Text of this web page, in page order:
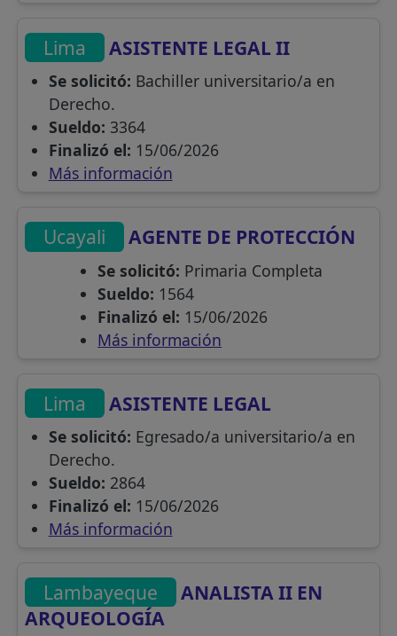
Lima ASISTENTE LEGAL II
Se solicitó: Bachiller universitario/a en
Derecho.
Sueldo: 3364
Finalizó el: 15/06/2026
Más información
Ucayali AGENTE DE PROTECCIÓN
Se solicitó: Primaria Completa
Sueldo: 1564
Finalizó el: 15/06/2026
Más información
Lima ASISTENTE LEGAL
Se solicitó: Egresado/a universitario/a en
Derecho.
Sueldo: 2864
Finalizó el: 15/06/2026
Más información
Lambayeque
ANALISTA II EN
ARQUEOLOGÍA